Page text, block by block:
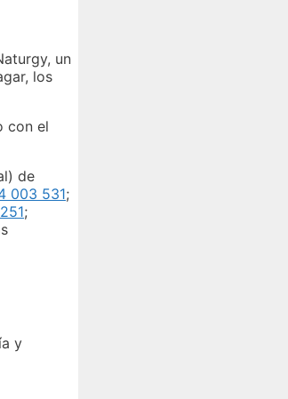
un
los
con el
de
003 531;
;
y